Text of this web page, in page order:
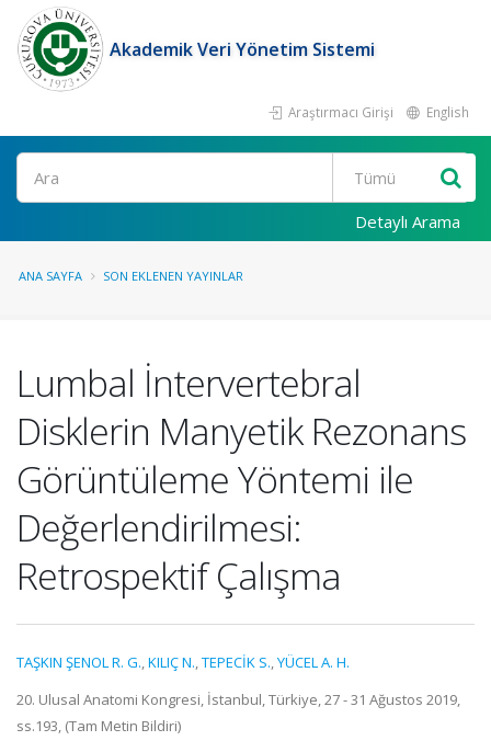
Akademik Veri Yönetim Sistemi
Araştırmacı Girişi English
Ara
Detaylı Arama
ANA SAYFA SON EKLENEN YAYINLAR
Lumbal İntervertebral
Disklerin Manyetik Rezonans
Görüntüleme Yöntemi ile
Değerlendirilmesi:
Retrospektif Çalışma
TAŞKIN ŞENOL R. G.,KILIÇ N.,TEPECİK S.,YÜCEL A. H.
20. Ulusal Anatomi Kongresi, İstanbul, Türkiye, 27 - 31 Ağustos 2019,
ss.193, (Tam Metin Bildiri)